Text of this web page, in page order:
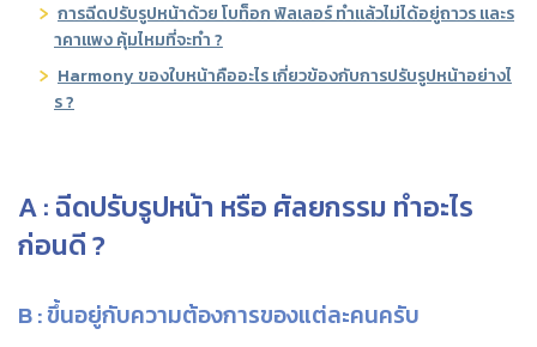
การฉีดปรับรูปหน้าด้วย โบท็อก ฟิลเลอร์ ทำแล้วไม่ได้อยู่ถาวร และร
าคาแพง คุ้มไหมที่จะทำ ?
Harmony ของใบหน้าคืออะไร เกี่ยวข้องกับการปรับรูปหน้าอย่างไ
ร ?
A : ฉีดปรับรูปหน้า หรือ ศัลยกรรม ทำอะไร
ก่อนดี ?
B :ขึ้นอยู่กับความต้องการของแต่ละคนครับ